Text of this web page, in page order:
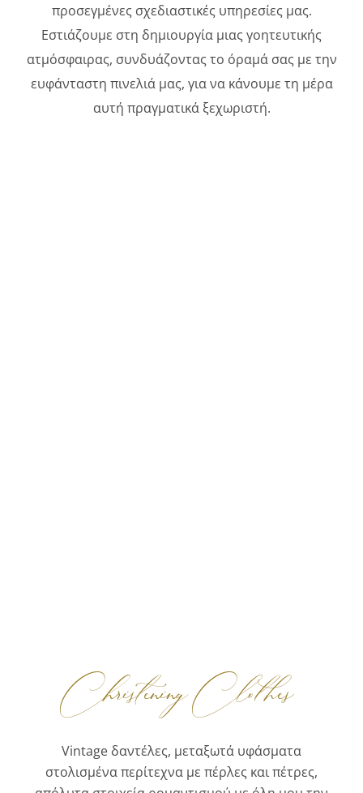
προσεγμένες σχεδιαστικές υπηρεσίες μας.
Εστιάζουμε στη δημιουργία μιας γοητευτικής
ατμόσφαιρας, συνδυάζοντας το όραμά σας με την
ευφάνταστη πινελιά μας, για να κάνουμε τη μέρα
αυτή πραγματικά ξεχωριστή.
Christening Clothes
Vintage δαντέλες, μεταξωτά υφάσματα
στολισμένα περίτεχνα με πέρλες και πέτρες,